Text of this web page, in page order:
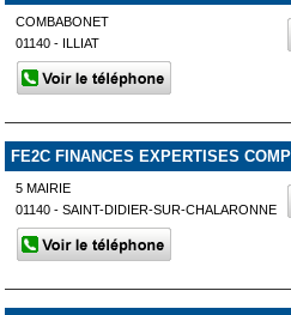
COMBABONET
01140 - ILLIAT
FE2C FINANCES EXPERTISES
5 MAIRIE
01140 - SAINT-DIDIER-SUR-CHALARONNE